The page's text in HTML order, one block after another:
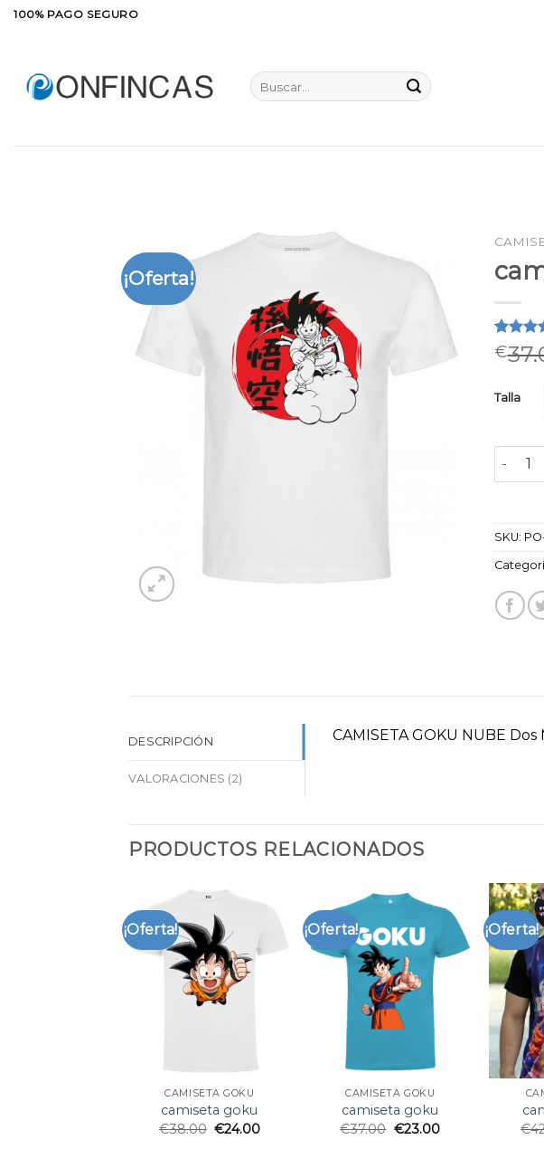
Saltar
100% PAGO SEGURO
Buscar
por:
¡Oferta!
4.00
basado
en
2
clientes
€
Talla
SKU:
DESCRIPCIÓN
VALORACIONES (2)
CAMISETA GOKU NUBE
PRODUCTOS RELACIONADOS
¡Oferta!
CAMISETA GOKU
camiseta goku
€38.00 €24.00
¡Oferta!
CAMISETA GOKU
camiseta goku
€37.00 €23.00
¡Oferta!
€